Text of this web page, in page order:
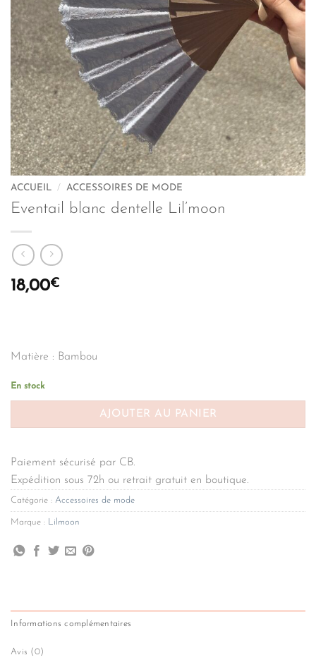
ACCUEIL / ACCESSOIRES DE MODE
Eventail blanc dentelle Lil’moon
18,00€
Matière : Bambou
En stock
AJOUTER AU PANIER
Paiement sécurisé par CB.
Expédition sous 72h ou retrait gratuit en boutique.
Catégorie : Accessoires de mode
Marque : Lilmoon
Informations complémentaires
Avis (0)